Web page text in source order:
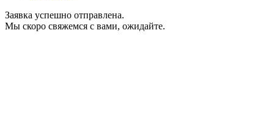
Заявка успешно отправлена.
Мы скоро свяжемся с вами, ожидайте.